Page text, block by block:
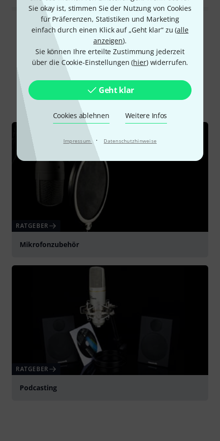
Sie okay ist, stimmen Sie der Nutzung von Cookies
für Präferenzen, Statistiken und Marketing
einfach durch einen Klick auf „Geht klar“ zu (alle
anzeigen).
Sie können Ihre erteilte Zustimmung jederzeit
über die Cookie-Einstellungen (hier) widerrufen.
Geht klar
Cookies ablehnen Weitere Infos
Impressum · Datenschutzhinweise
Alle Bewertungen lesen
Schon gewusst?
Alle Ratgeber
RATGEBER
Mikrofonzubehör
RATGEBER
Podcasting